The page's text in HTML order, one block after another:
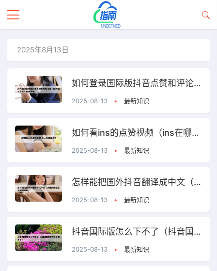
2025年8月13日
如何登录国际版抖音点赞和评论功能（国际版抖音怎么登陆账号）
2025-08-13 • 最新知识
如何看ins的点赞视频（ins在哪看点赞）
2025-08-13 • 最新知识
怎样能把国外抖音翻译成中文（抖音国际版怎么翻译外语）
2025-08-13 • 最新知识
抖音国际版怎么下不了（抖音国际版下载了用不了）
2025-08-13 • 最新知识